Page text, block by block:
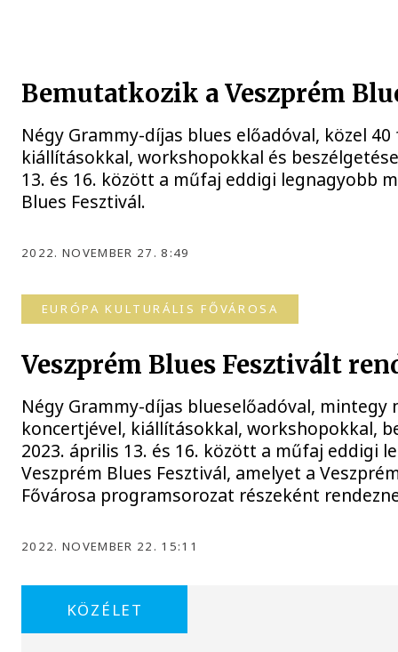
Bemutatkozik a Veszprém
Négy Grammy-díjas blues előadóval, közel
kiállításokkal, workshopokkal és
13. és 16. között a műfaj eddigi legnagyobb
Blues Fesztivál.
2022. NOVEMBER 27. 8:49
EURÓPA KULTURÁLIS FŐVÁROSA
Veszprém Blues Fesztivált
Négy Grammy-díjas blueselőadóval,
koncertjével, kiállításokkal, workshopokkal,
2023. április 13. és 16. között a műfaj eddigi
Veszprém Blues Fesztivál, amelyet a
Fővárosa programsorozat részeként
2022. NOVEMBER 22. 15:11
KÖZÉLET